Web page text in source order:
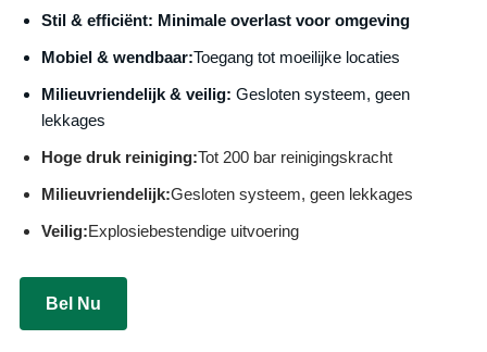
Stil & efficiënt: Minimale overlast voor omgeving
Mobiel & wendbaar:Toegang tot moeilijke locaties
Milieuvriendelijk & veilig: Gesloten systeem, geen
lekkages
Hoge druk reiniging:Tot 200 bar reinigingskracht
Milieuvriendelijk:Gesloten systeem, geen lekkages
Veilig:Explosiebestendige uitvoering
Bel Nu